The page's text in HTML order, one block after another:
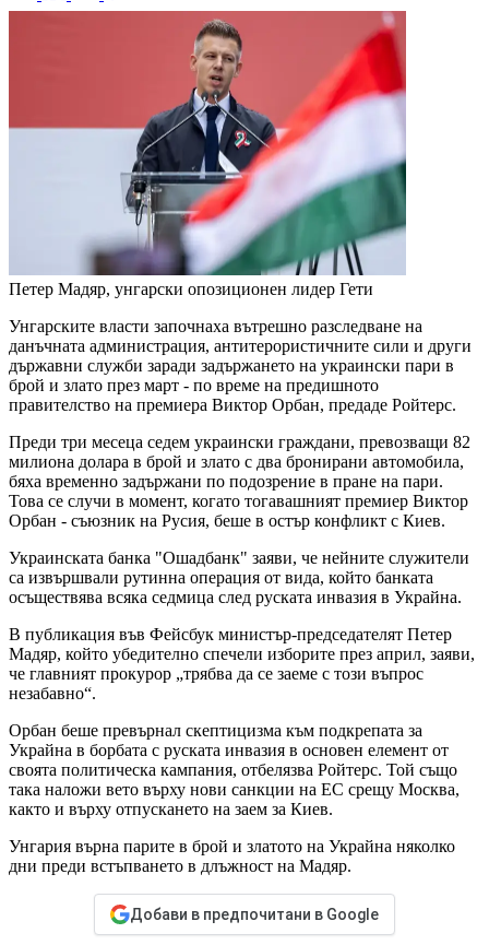
Петер Мадяр, унгарски опозиционен лидер Гети
Унгарските власти започнаха вътрешно разследване на
данъчната администрация, антитерористичните сили и други
държавни служби заради задържането на украински пари в
брой и злато през март - по време на предишното
правителство на премиера Виктор Орбан, предаде Ройтерс.
Преди три месеца седем украински граждани, превозващи 82
милиона долара в брой и злато с два бронирани автомобила,
бяха временно задържани по подозрение в пране на пари.
Това се случи в момент, когато тогавашният премиер Виктор
Орбан - съюзник на Русия, беше в остър конфликт с Киев.
Украинската банка "Ошадбанк" заяви, че нейните служители
са извършвали рутинна операция от вида, който банката
осъществява всяка седмица след руската инвазия в Украйна.
В публикация във Фейсбук министър-председателят Петер
Мадяр, който убедително спечели изборите през април, заяви,
че главният прокурор „трябва да се заеме с този въпрос
незабавно“.
Орбан беше превърнал скептицизма към подкрепата за
Украйна в борбата с руската инвазия в основен елемент от
своята политическа кампания, отбелязва Ройтерс. Той също
така наложи вето върху нови санкции на ЕС срещу Москва,
както и върху отпускането на заем за Киев.
Унгария върна парите в брой и златото на Украйна няколко
дни преди встъпването в длъжност на Мадяр.
Добави в предпочитани в Google